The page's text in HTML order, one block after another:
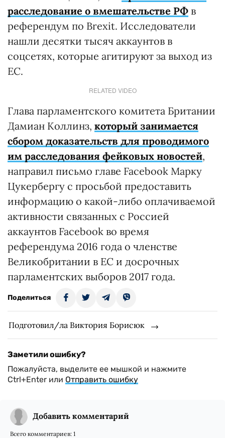
расследование о вмешательстве РФ в
референдум по Brexit. Исследователи
нашли десятки тысяч аккаунтов в
соцсетях, которые агитируют за выход из
ЕС.
RELATED VIDEO
Глава парламентского комитета Британии
Дамиан Коллинз, который занимается
сбором доказательств для проводимого
им расследования фейковых новостей,
направил письмо главе Facebook Марку
Цукербергу с просьбой предоставить
информацию о какой-либо оплачиваемой
активности связанных с Россией
аккаунтов Facebook во время
референдума 2016 года о членстве
Великобритании в ЕС и досрочных
парламентских выборов 2017 года.
Поделиться
Подготовил/ла Виктория Борисюк
Заметили ошибку?
Пожалуйста, выделите ее мышкой и нажмите
Ctrl+Enter или Отправить ошибку
Добавить комментарий
Всего комментариев: 1